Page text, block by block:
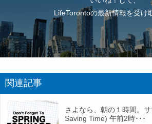
LifeTorontoの最新情報を受け
関連記事
さよなら、朝の１時間。
Saving Time) 午前2時･･･